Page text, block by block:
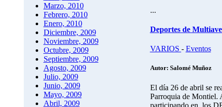
Marzo, 2010
Febrero, 2010
Enero, 2010
Diciembre, 2009
Noviembre, 2009
Octubre, 2009
Septiembre, 2009
Agosto, 2009
Julio, 2009
Junio, 2009
Mayo, 2009
Abril, 2009
...
Deportes de
VARIOS - Eventos
Autor: Salomé Muñoz
El día 26 de abril se
Parroquia de Montiel.
participando en los